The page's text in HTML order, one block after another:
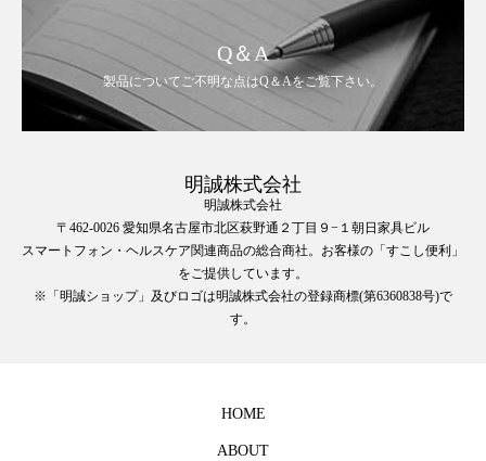
Q＆A
製品についてご不明な点はQ＆Aをご覧下さい。
明誠株式会社
明誠株式会社
〒462-0026 愛知県名古屋市北区萩野通２丁目９−１朝日家具ビル
スマートフォン・ヘルスケア関連商品の総合商社。お客様の「すこし便利」
をご提供しています。
※「明誠ショップ」及びロゴは明誠株式会社の登録商標(第6360838号)で
す。
HOME
ABOUT